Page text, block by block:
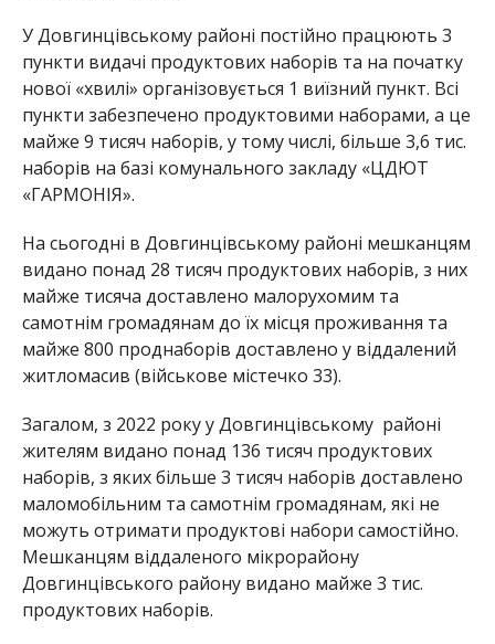
У Довгинцівському районі постійно працюють 3
пункти видачі продуктових наборів та на початку
нової «хвилі» організовується 1 виїзний пункт. Всі
пункти забезпечено продуктовими наборами, а це
майже 9 тисяч наборів, у тому числі, більше 3,6 тис.
наборів на базі комунального закладу «ЦДЮТ
«ГАРМОНІЯ».
На сьогодні в Довгинцівському районі мешканцям
видано понад 28 тисяч продуктових наборів, з них
майже тисяча доставлено малорухомим та
самотнім громадянам до їх місця проживання та
майже 800 проднаборів доставлено у віддалений
житломасив (військове містечко 33).
Загалом, з 2022 року у Довгинцівському районі
жителям видано понад 136 тисяч продуктових
наборів, з яких більше 3 тисяч наборів доставлено
маломобільним та самотнім громадянам, які не
можуть отримати продуктові набори самостійно.
Мешканцям віддаленого мікрорайону
Довгинцівського району видано майже 3 тис.
продуктових наборів.